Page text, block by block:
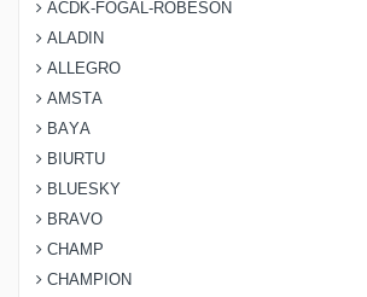
ACDK-FOGAL-ROBESON
ALADIN
ALLEGRO
AMSTA
BAYA
BIURTU
BLUESKY
BRAVO
CHAMP
CHAMPION